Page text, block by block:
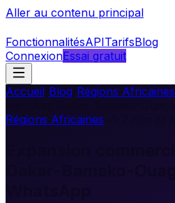
Aller au contenu principal
FonctionnalitésAPITarifsBlog
ConnexionEssai gratuit
Accueil Blog Régions Africaines
Régions Africaines